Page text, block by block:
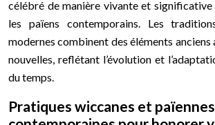
célébré de manière vivante et
les païens contemporains. Les
modernes combinent des éléments anciens
nouvelles, reflétant l’évolution et
du temps.
Pratiques wiccanes et païennes